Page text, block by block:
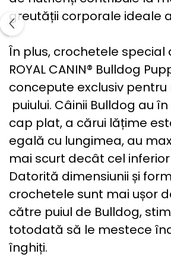
greutății corporale ideale
În plus, crochetele
ROYAL CANIN® Bulldog
concepute exclusiv
puiului. Câinii Bulldog au
cap plat, a cărui lățime
egală cu lungimea, au
mai scurt decât cel
Datorită dimensiunii și
crochetele sunt mai ușor
către puiul de Bulldog,
totodată să le mestece
înghiți.